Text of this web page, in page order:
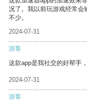
况了。我以前玩游戏经常会
不少。
2024-07-31
游客
这款app是我社交的好帮手
2024-07-31
游客